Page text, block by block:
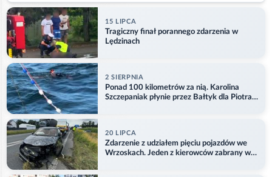
15 LIPCA
Tragiczny finał porannego zdarzenia w
Lędzinach
2 SIERPNIA
Ponad 100 kilometrów za nią. Karolina
Szczepaniak płynie przez Bałtyk dla Piotra.
20 LIPCA
Zdarzenie z udziałem pięciu pojazdów we
Wrzoskach. Jeden z kierowców zabrany w